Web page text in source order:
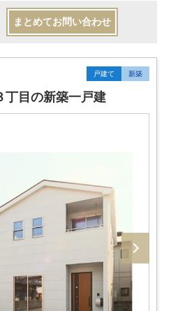
まとめてお問い合わせ
戸建て 新築
丁目の新築一戸建